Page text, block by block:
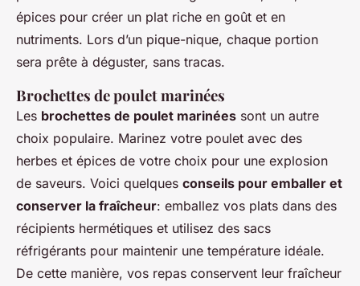
épices pour créer un plat riche en goût et en
nutriments. Lors d’un pique-nique, chaque portion
sera prête à déguster, sans tracas.
Brochettes de poulet marinées
Les brochettes de poulet marinées sont un autre
choix populaire. Marinez votre poulet avec des
herbes et épices de votre choix pour une explosion
de saveurs. Voici quelques conseils pour emballer et
conserver la fraîcheur: emballez vos plats dans des
récipients hermétiques et utilisez des sacs
réfrigérants pour maintenir une température idéale.
De cette manière, vos repas conservent leur fraîcheur